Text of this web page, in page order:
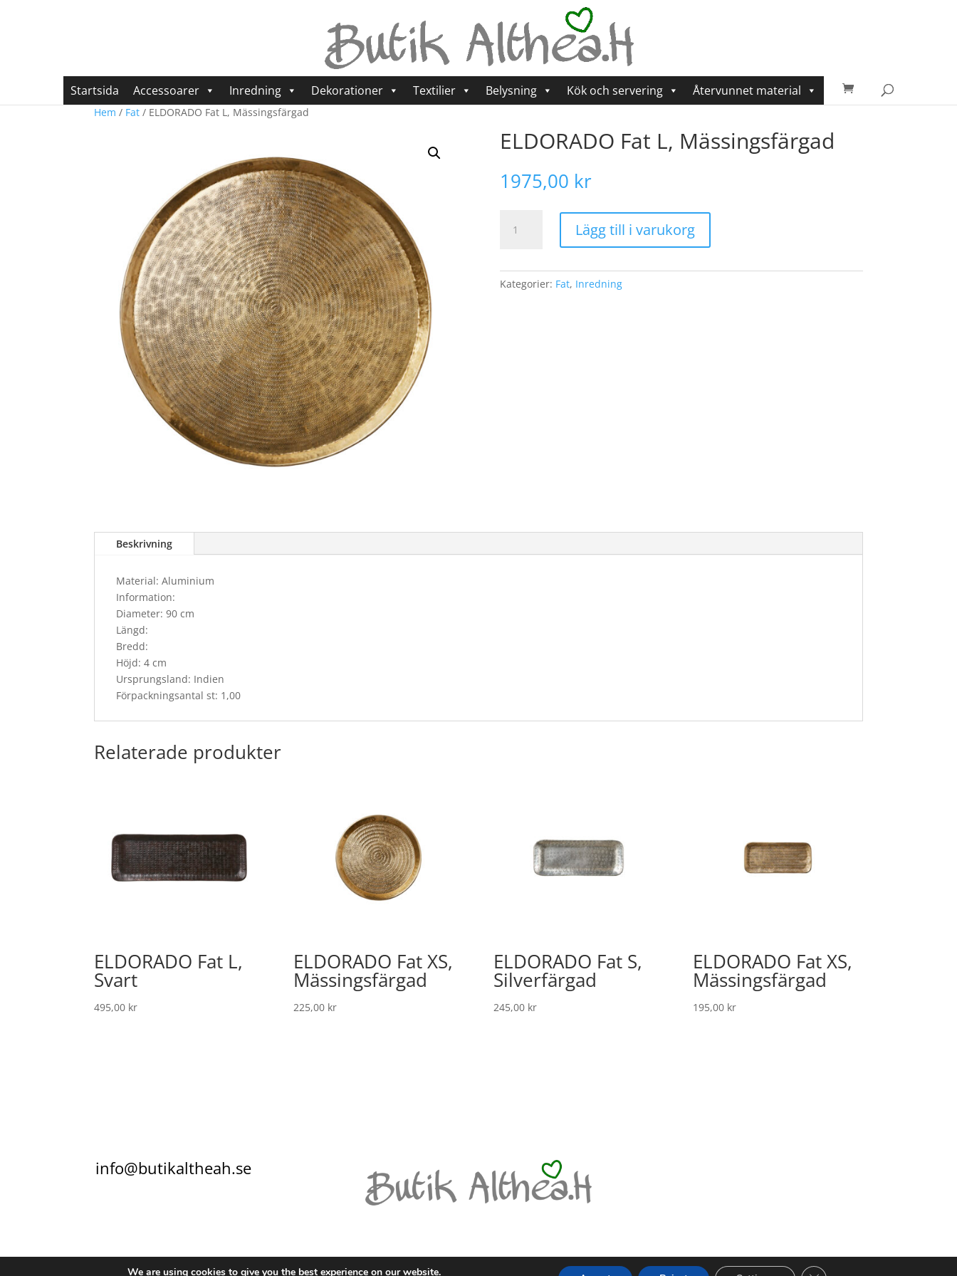
Startsida Accessoarer Inredning Dekorationer Textilier Belysning Kök och servering Återvunnet material
Hem / Fat / ELDORADO Fat L, Mässingsfärgad
ELDORADO Fat L, Mässingsfärgad
1975,00 kr
mängd
Lägg till i varukorg
Kategorier: Fat, Inredning
Beskrivning
Material: Aluminium
Information:
Diameter: 90 cm
Längd:
Bredd:
Höjd: 4 cm
Ursprungsland: Indien
Förpackningsantal st: 1,00
Relaterade produkter
ELDORADO Fat L,
Svart
495,00 kr
ELDORADO Fat XS,
Mässingsfärgad
225,00 kr
ELDORADO Fat S,
Silverfärgad
245,00 kr
ELDORADO Fat XS,
Mässingsfärgad
195,00 kr
info@butikaltheah.se
KONTAKT KÖPVILLKOR INTEGRITETSPOLICY
We are using cookies to give you the best experience on our website.